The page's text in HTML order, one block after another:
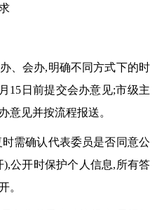
、会办,明确不同方式下的时
15日前提交会办意见;市级主
意见并按流程报送。
需确认代表委员是否同意公
公开时保护个人信息,所有答
。